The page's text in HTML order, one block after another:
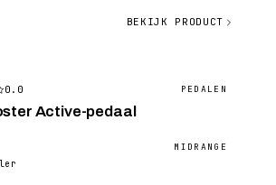
BEKIJK PRODUCT
0.0 PEDALEN
Active-pedaal
MIDRANGE